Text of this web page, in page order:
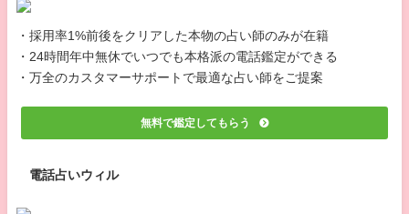
・採用率1%前後をクリアした本物の占い師のみが在籍
・24時間年中無休でいつでも本格派の電話鑑定ができる
・万全のカスタマーサポートで最適な占い師をご提案
無料で鑑定してもらう
電話占いウィル